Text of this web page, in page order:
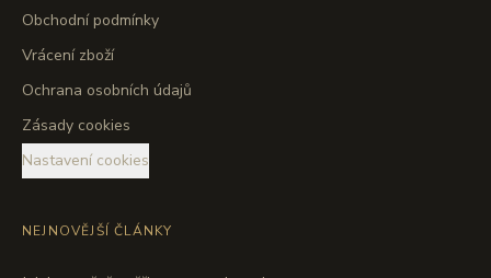
Obchodní podmínky
Vrácení zboží
Ochrana osobních údajů
Zásady cookies
Nastavení cookies
NEJNOVĚJŠÍ ČLÁNKY